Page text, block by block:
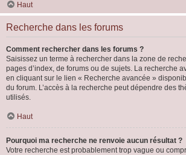
Haut
Recherche dans les forums
Comment rechercher dans les forums ?
Saisissez un terme à rechercher dans la zone de
pages d’index, de forums ou de sujets. La recherche
en cliquant sur le lien « Recherche avancée »
du forum. L’accès à la recherche peut dépendre des
utilisés.
Haut
Pourquoi ma recherche ne renvoie aucun résultat ?
Votre recherche est probablement trop vague ou